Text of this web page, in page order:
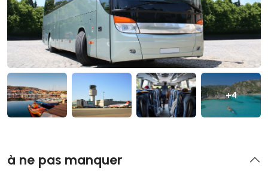
+4
à ne pas manquer